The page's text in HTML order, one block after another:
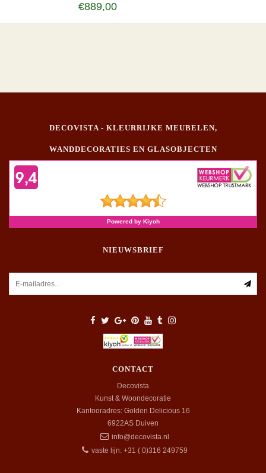
groot vakmanschap en is van uitmuntende
€889,00
DECOVISTA - KLEURRIJKE MEUBELEN,
WANDDECORATIES EN GLASOBJECTEN
NIEUWSBRIEF
CONTACT
Decovista
Kunst & Woondecoratie
Kantooradres: Golden Delicious 16
6922AS Duiven
info@decovista.nl
vaste lijn: +31 ( 0)316 249759